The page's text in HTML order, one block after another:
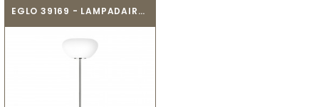
EGLO 39169 - LAMPADAIRE DESIGN - BALMES